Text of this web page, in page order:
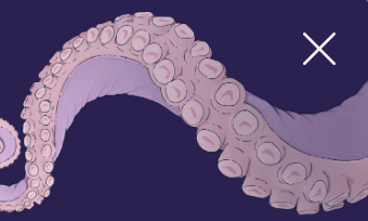
IMPRENSA EVENTOS